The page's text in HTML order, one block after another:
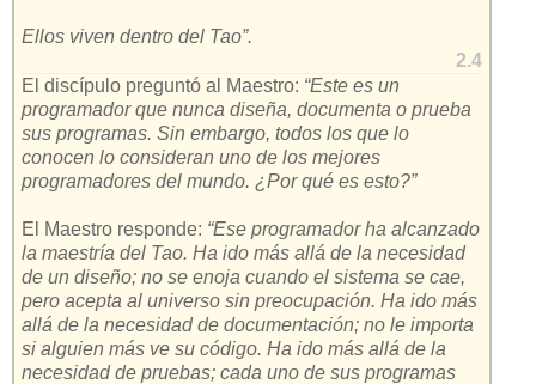
Ellos viven dentro del Tao”.
2.4
El discípulo preguntó al Maestro: “Este es un
programador que nunca diseña, documenta o prueba
sus programas. Sin embargo, todos los que lo
conocen lo consideran uno de los mejores
programadores del mundo. ¿Por qué es esto?”
El Maestro responde: “Ese programador ha alcanzado
la maestría del Tao. Ha ido más allá de la necesidad
de un diseño; no se enoja cuando el sistema se cae,
pero acepta al universo sin preocupación. Ha ido más
allá de la necesidad de documentación; no le importa
si alguien más ve su código. Ha ido más allá de la
necesidad de pruebas; cada uno de sus programas